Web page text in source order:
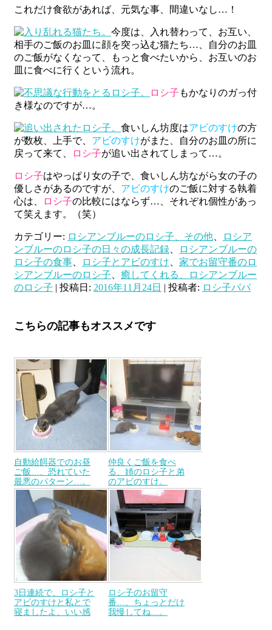
これだけ食欲があれば、元気な事、間違いなし…！
今度は、入れ替わって、お互い、
相手のご飯のお皿に顔を突っ込む猫たち…、自分のお皿
のご飯がなくなって、もっと食べたいから、お互いのお
皿に食べに行くという流れ。
ロシ子 もかなりのガっ付
き様なのですが…。
食いしん坊度はアビのすけの方
が数枚、上手で、 アビのすけがまた、自分のお皿の所に
戻って来て、
ロシ子が追い出されてしまって…。
ロシ子はやっぱり女の子で、食いしん坊ながら女の子の
優しさがあるのですが、 アビのすけのご飯に対する執着
心は、
ロシ子の比較にはならず…、それぞれ個性があっ
て笑えます。（笑）
カテゴリー: ロシアンブルーのロシ子、その他
ロシア
ンブルーのロシ子の日々の成長記録
ロシアンブルーの
ロシ子の食事
ロシ子とアビのすけ
家でお留守番のロ
シアンブルーのロシ子
癒してくれる、ロシアンブルー
のロシ子 | 投稿日: 2016年11月24日 | 投稿者: ロシ子パパ
こちらの記事もオススメです
自動給餌器でのお昼
ご飯…、恐れていた
最悪のパターン…。
仲良くご飯を食べ
る、姉のロシ子と弟
のアビのすけ。
3日連続で、ロシ子と
アビのすけと私とで
寝ましたよ、いい感
ロシ子のお留守
番…、ちょっとだけ
我慢してね…。